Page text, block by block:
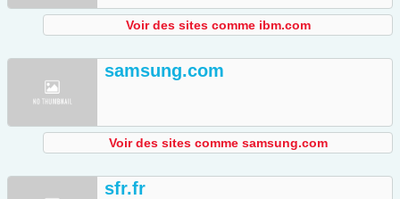
Voir des sites comme ibm.com
samsung.com
Voir des sites comme samsung.com
sfr.fr